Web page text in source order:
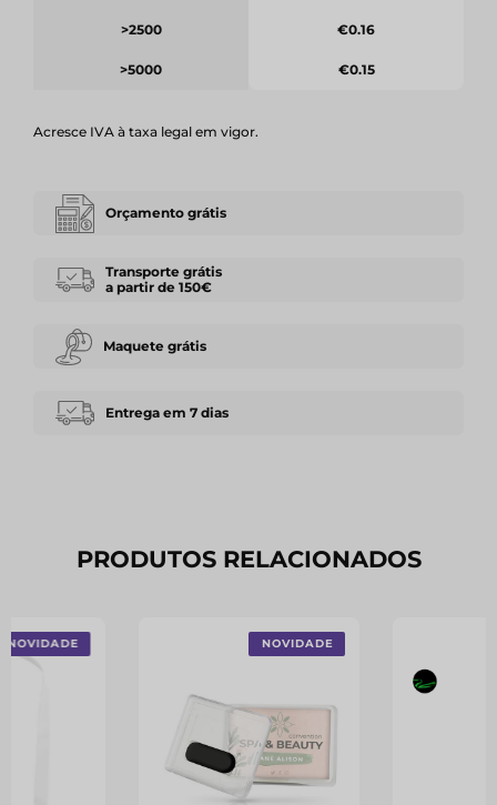
>2500
>5000
€0.16
€0.15
Acresce IVA à taxa legal em vigor.
Orçamento grátis
Transporte grátis
a partir de 150€
Maquete grátis
Entrega em 7 dias
PRODUTOS RELACIONADOS
NOVIDADE NOVIDADE